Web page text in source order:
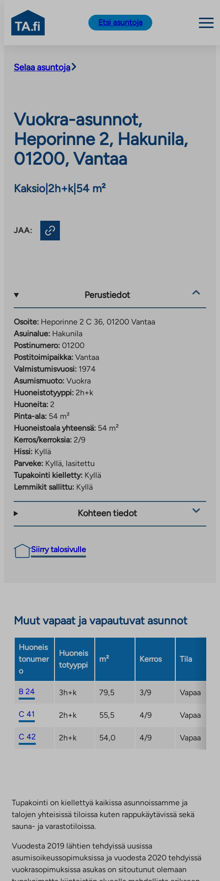
sisältöön
TA.fi
Etsi asuntoja
Selaa asuntoja
Vuokra-asunnot,
Heporinne 2, Hakunila,
01200, Vantaa
Kaksio 2h+k| 54 m²
JAA:
Perustiedot
Osoite: Heporinne 2 C 36, 01200 Vantaa
Asuinalue: Hakunila
Postinumero: 01200
Postitoimipaikka: Vantaa
Valmistumisvuosi: 1974
Asumismuoto: Vuokra
Huoneistotyyppi: 2h+k
Huoneita: 2
Pinta-ala: 54 m²
Huoneistoala yhteensä: 54 m²
Kerros/kerroksia: 2/9
Hissi: Kyllä
Parveke: Kyllä, lasitettu
Tupakointi kielletty: Kyllä
Lemmikit sallittu: Kyllä
Kohteen tiedot
Siirry talosivulle
Muut vapaat ja vapautuvat asunnot
Huoneis
tonumer
o
Huoneis
totyyppi
m² Kerros Tila
B 24 3h+k 79,5 3/9 Vapaa
C 41 2h+k 55,5 4/9 Vapaa
C 42 2h+k 54,0 4/9 Vapaa
Tupakointi on kiellettyä kaikissa asunnoissamme ja
talojen yhteisissä tiloissa kuten rappukäytävissä sekä
sauna- ja varastotiloissa.
Vuodesta 2019 lähtien tehdyissä uusissa
asumisoikeussopimuksissa ja vuodesta 2020 tehdyissä
vuokrasopimuksissa asukas on sitoutunut olemaan